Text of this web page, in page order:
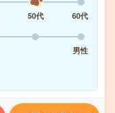
50代
60代
男性